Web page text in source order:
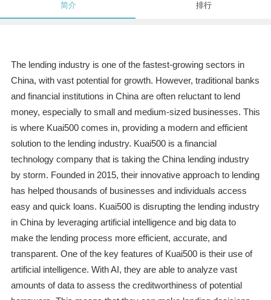
简介 排行
The lending industry is one of the fastest-growing sectors in
China, with vast potential for growth. However, traditional banks
and financial institutions in China are often reluctant to lend
money, especially to small and medium-sized businesses. This
is where Kuai500 comes in, providing a modern and efficient
solution to the lending industry. Kuai500 is a financial
technology company that is taking the China lending industry
by storm. Founded in 2015, their innovative approach to lending
has helped thousands of businesses and individuals access
easy and quick loans. Kuai500 is disrupting the lending industry
in China by leveraging artificial intelligence and big data to
make the lending process more efficient, accurate, and
transparent. One of the key features of Kuai500 is their use of
artificial intelligence. With AI, they are able to analyze vast
amounts of data to assess the creditworthiness of potential